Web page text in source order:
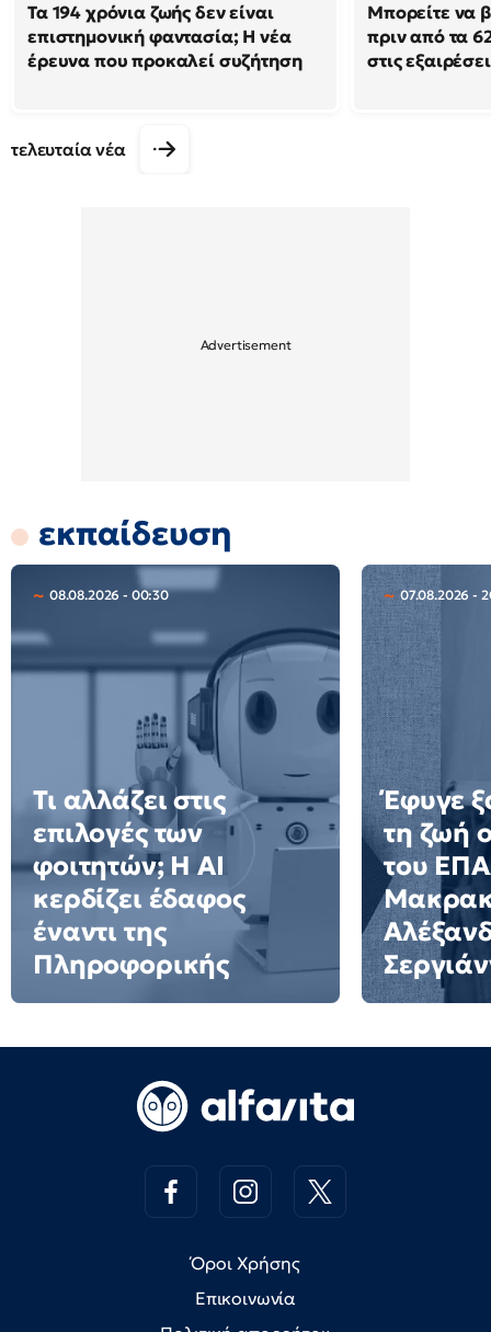
Τα 194 χρόνια ζωής δεν είναι
επιστημονική φαντασία; Η νέα
έρευνα που προκαλεί συζήτηση
Μπορείτε να
πριν από τα
στις
τελευταία νέα
εκπαίδευση
08.08.2026 - 00:30
Τι αλλάζει στις
επιλογές των
φοιτητών; Η AI
κερδίζει έδαφος
έναντι της
Πληροφορικής
07.08.2026 -
Έφυγε
τη ζωή
του
Όροι Χρήσης
Επικοινωνία